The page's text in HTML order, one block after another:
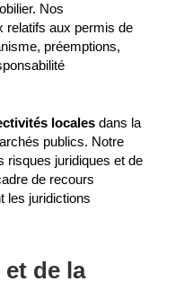
Nos
relatifs aux permis de
préemptions,
localesdans la
publics. Notre
risques juridiques et de
de recours
les juridictions
de la